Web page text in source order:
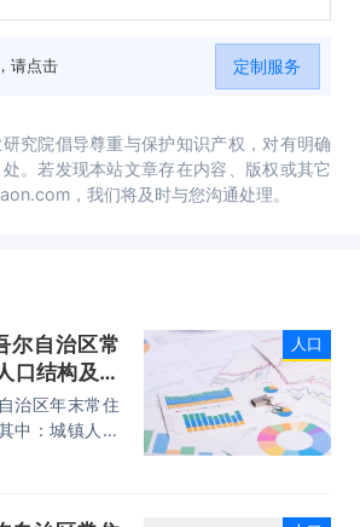
请点击
定制服务
究院倡导尊重与保护知识产权，对有明确
。若发现本站文章存在内容、版权或其它
，我们将及时与您沟通处理。
尔自治区常
口结构及人
分析
治区年末常住
中：城镇人口
口为1040万
人口